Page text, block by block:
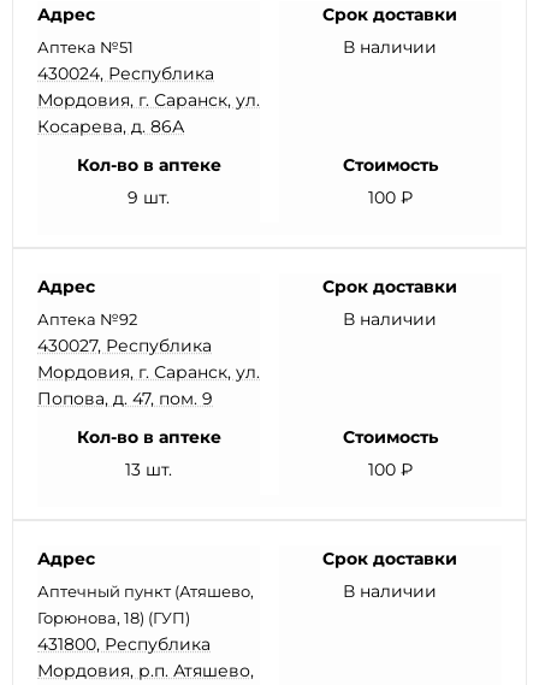
Адрес
Аптека №51
430024, Республика
Мордовия, г. Саранск, ул.
Косарева, д. 86А
Срок доставки
В наличии
Кол-во в аптеке
9 шт.
Стоимость
100 ₽
Адрес
Аптека №92
430027, Республика
Мордовия, г. Саранск, ул.
Попова, д. 47, пом. 9
Срок доставки
В наличии
Кол-во в аптеке
13 шт.
Стоимость
100 ₽
Адрес
Аптечный пункт (Атяшево,
Горюнова, 18) (ГУП)
431800, Республика
Мордовия, р.п. Атяшево,
Срок доставки
В наличии